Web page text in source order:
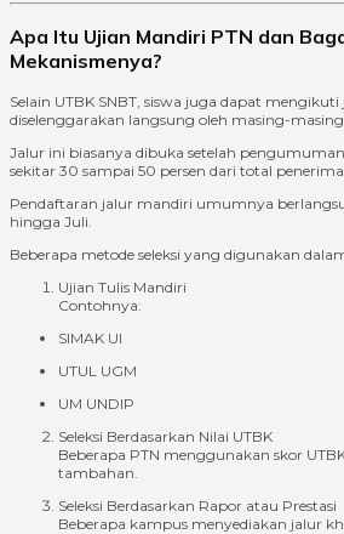
Apa Itu Ujian Mandiri PTN dan
Mekanismenya?
Selain UTBK SNBT, siswa juga dapat
diselenggarakan langsung oleh masing-
Jalur ini biasanya dibuka setelah
sekitar 30 sampai 50 persen dari total
Pendaftaran jalur mandiri umumnya
hingga Juli.
Beberapa metode seleksi yang digunakan
Ujian Tulis Mandiri
Contohnya:
SIMAK UI
UTUL UGM
UM UNDIP
Seleksi Berdasarkan Nilai UTBK
Beberapa PTN menggunakan skor
tambahan.
Seleksi Berdasarkan Rapor atau Prestasi
Beberapa kampus menyediakan jalur